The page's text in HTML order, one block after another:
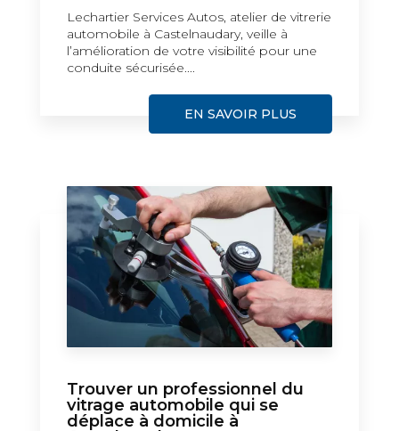
Lechartier Services Autos, atelier de vitrerie
automobile à Castelnaudary, veille à
l’amélioration de votre visibilité pour une
conduite sécurisée....
EN SAVOIR PLUS
Trouver un professionnel du
vitrage automobile qui se
déplace à domicile à